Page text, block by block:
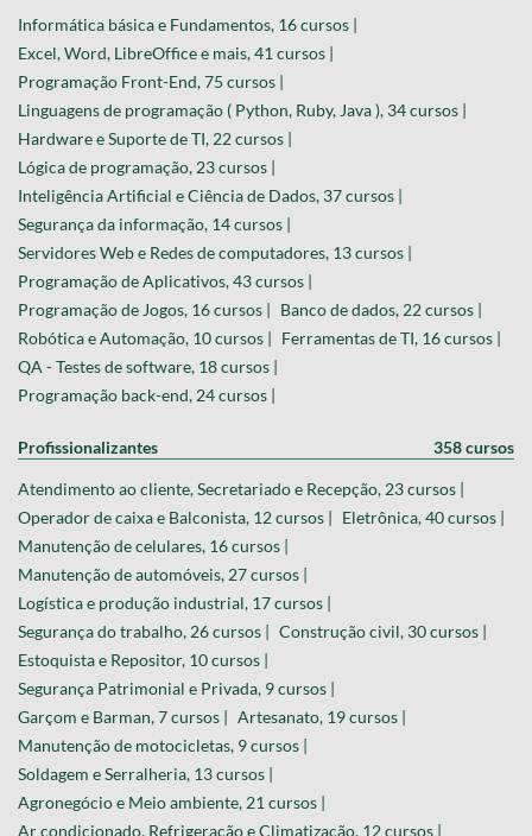
Informática básica e Fundamentos, 16 cursos |
Excel, Word, LibreOffice e mais, 41 cursos |
Programação Front-End, 75 cursos |
Linguagens de programação ( Python, Ruby, Java ), 34 cursos |
Hardware e Suporte de TI, 22 cursos |
Lógica de programação, 23 cursos |
Inteligência Artificial e Ciência de Dados, 37 cursos |
Segurança da informação, 14 cursos |
Servidores Web e Redes de computadores, 13 cursos |
Programação de Aplicativos, 43 cursos |
Programação de Jogos, 16 cursos | Banco de dados, 22 cursos |
Robótica e Automação, 10 cursos | Ferramentas de TI, 16 cursos |
QA - Testes de software, 18 cursos |
Programação back-end, 24 cursos |
Profissionalizantes 358 cursos
Atendimento ao cliente, Secretariado e Recepção, 23 cursos |
Operador de caixa e Balconista, 12 cursos | Eletrônica, 40 cursos |
Manutenção de celulares, 16 cursos |
Manutenção de automóveis, 27 cursos |
Logística e produção industrial, 17 cursos |
Segurança do trabalho, 26 cursos | Construção civil, 30 cursos |
Estoquista e Repositor, 10 cursos |
Segurança Patrimonial e Privada, 9 cursos |
Garçom e Barman, 7 cursos | Artesanato, 19 cursos |
Manutenção de motocicletas, 9 cursos |
Soldagem e Serralheria, 13 cursos |
Agronegócio e Meio ambiente, 21 cursos |
Ar condicionado, Refrigeração e Climatização, 12 cursos |